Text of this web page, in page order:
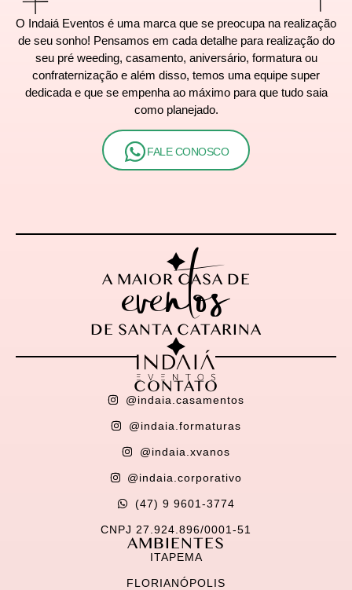
O Indaiá Eventos é uma marca que se preocupa na realização
de seu sonho! Pensamos em cada detalhe para realização do
seu pré weeding, casamento, aniversário, formatura ou
confraternização e além disso, temos uma equipe super
dedicada e que se empenha ao máximo para que tudo saia
como planejado.
FALE CONOSCO
A MAIOR CASA DE
eventos
DE SANTA CATARINA
CONTATO
@indaia.casamentos
@indaia.formaturas
@indaia.xvanos
@indaia.corporativo
(47) 9 9601-3774
CNPJ 27.924.896/0001-51
AMBIENTES
ITAPEMA
FLORIANÓPOLIS